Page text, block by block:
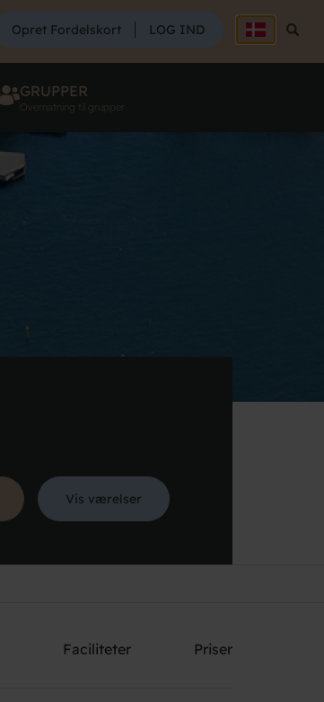
SØG
Søg
Opret Fordelskort LOG IND
GRUPPER
Overnatning til grupper
Vis værelser
Faciliteter Priser